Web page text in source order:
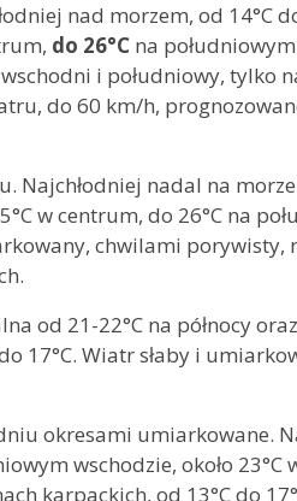
nad morzem, od 14°C
do 26°C na
i południowy, tylko
do 60 km/h,
Najchłodniej nadal na
w centrum, do 26°C na
chwilami porywisty,
od 21-22°C na północy
17°C. Wiatr słaby i
okresami umiarkowane.
wschodzie, około 23°C
karpackich, od 13°C do